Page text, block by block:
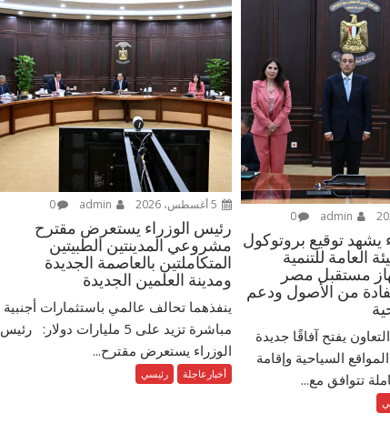
0
يشهد توقيع بروتوكول
العامة للتنمية
مستقبل مصر
من الأصول ودعم
يفتح آفاقًا جديدة
السياحية وإقامة
تتوافق مع...
0
رئيس الوزراء يستعرض مقترح
مشروعي المدينتين الطبيتين
المتكاملتين بالعاصمة الجديدة
ومدينة العلمين الجديدة
ينفذهما تحالف عالمي باستثمارات أجنبية
مباشرة تزيد على 5 مليارات دولار: رئيس
الوزراء يستعرض مقترح...
أخبارعاجلة رئيسي